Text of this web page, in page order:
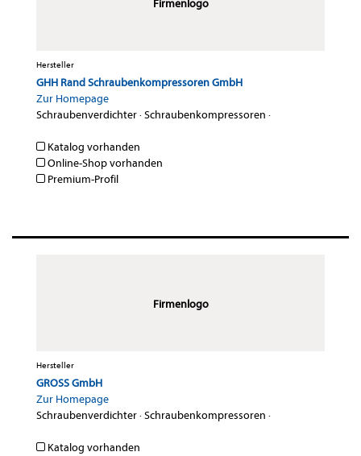
Firmenlogo
Hersteller
GHH Rand Schraubenkompressoren GmbH
Zur Homepage
Schraubenverdichter·Schraubenkompressoren ·
Katalog vorhanden
Online-Shop vorhanden
Premium-Profil
Firmenlogo
Hersteller
GROSS GmbH
Zur Homepage
Schraubenverdichter·Schraubenkompressoren ·
Katalog vorhanden